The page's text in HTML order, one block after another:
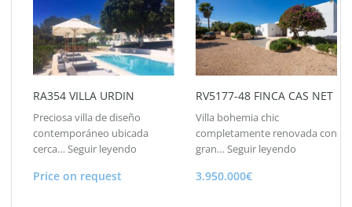
RA354 VILLA URDIN
Preciosa villa de diseño
contemporáneo ubicada
cerca… Seguir leyendo
Price on request
RV5177-48 FINCA CAS NET
Villa bohemia chic
completamente renovada con
gran… Seguir leyendo
3.950.000€